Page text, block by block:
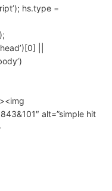
hs.type =
||
alt=”simple hit